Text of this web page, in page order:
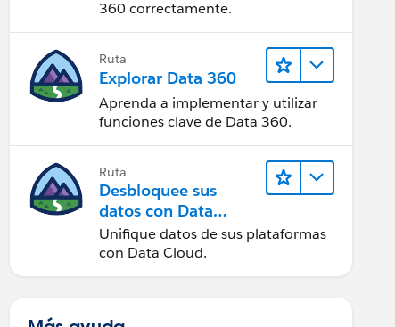
360 correctamente.
Ruta
Explorar Data 360
Aprenda a implementar y utilizar
funciones clave de Data 360.
Ruta
Desbloquee sus
datos con Data
Cloud
Unifique datos de sus plataformas
con Data Cloud.